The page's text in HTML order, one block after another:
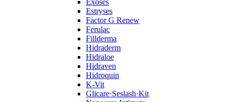
Estryses
Factor G Renew
Ferulac
Fillderma
Hidraderm
Hidraloe
Hidraven
Hidroquin
K-Vit
Glicare·Seslash·Kit